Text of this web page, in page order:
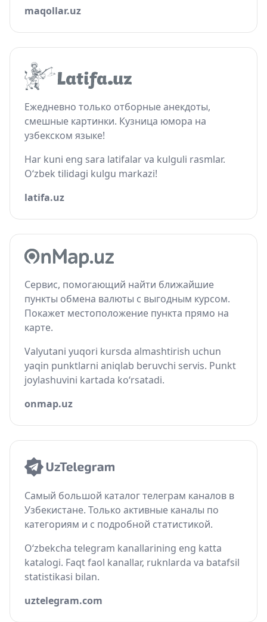
maqollar.uz
Ежедневно только отборные анекдоты,
смешные картинки. Кузница юмора на
узбекском языке!
Har kuni eng sara latifalar va kulguli rasmlar.
O‘zbek tilidagi kulgu markazi!
latifa.uz
Сервис, помогающий найти ближайшие
пункты обмена валюты с выгодным курсом.
Покажет местоположение пункта прямо на
карте.
Valyutani yuqori kursda almashtirish uchun
yaqin punktlarni aniqlab beruvchi servis. Punkt
joylashuvini kartada ko‘rsatadi.
onmap.uz
Самый большой каталог телеграм каналов в
Узбекистане. Только активные каналы по
категориям и с подробной статистикой.
O‘zbekcha telegram kanallarining eng katta
katalogi. Faqt faol kanallar, ruknlarda va batafsil
statistikasi bilan.
uztelegram.com